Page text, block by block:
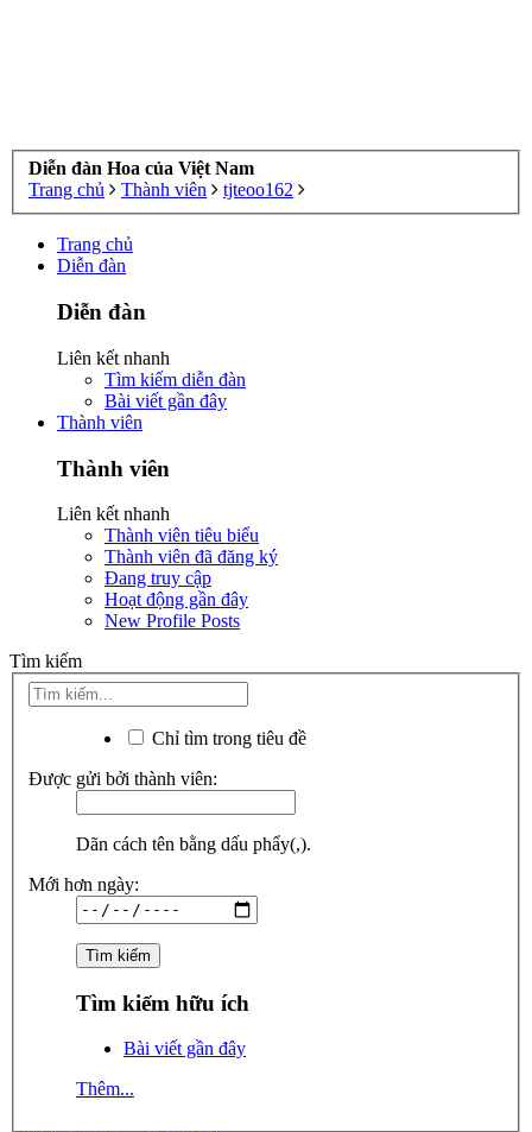
Diễn đàn Hoa của Việt Nam
Trang chủ
Thành viên tjteoo162
Trang chủ
Diễn đàn
Diễn đàn
Liên kết nhanh
Tìm kiếm diễn đàn
Bài viết gần đây
Thành viên
Thành viên
Liên kết nhanh
Thành viên tiêu biểu
Thành viên đã đăng ký
Đang truy cập
Hoạt động gần đây
New Profile Posts
Tìm kiếm
Chỉ tìm trong tiêu đề
Được gửi bởi thành viên:
Dãn cách tên bằng dấu phẩy(,).
Mới hơn ngày:
Tìm kiếm hữu ích
Bài viết gần đây
Thêm...